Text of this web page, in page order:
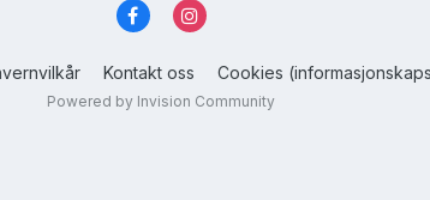
Kontakt oss Cookies
Powered by Invision Community